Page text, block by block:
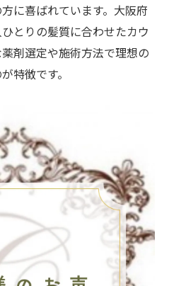
質改善の持続期間とは
ヤ髪が長期間続く理由
の美容室独自の特長
く美容室の施術メソッド
叶うしなやかなツヤ髪
は栄養補給も重視
工程で髪質が変わる
が自然なツヤを実現
ージと乾燥を同時にケア
わる髪質改善体験談
に喜ばれています。大阪府
とりの髪質に合わせたカウ
剤選定や施術方法で理想の
特徴です。